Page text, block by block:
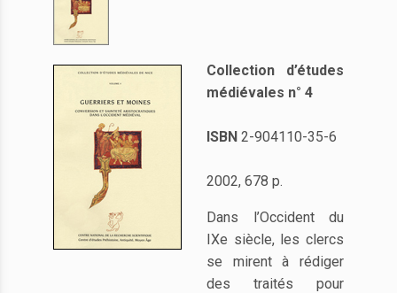
Collection d’études
médiévales n° 4
ISBN 2-904110-35-6
2002, 678 p.
Dans l’Occident du
IXe siècle, les clercs
se mirent à rédiger
des traités pour